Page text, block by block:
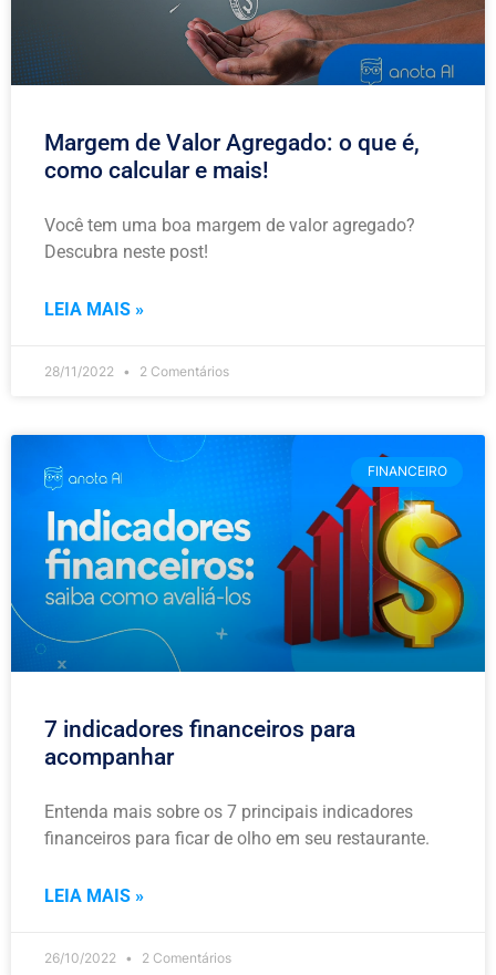
Margem de Valor Agregado: o que é,
como calcular e mais!
Você tem uma boa margem de valor agregado?
Descubra neste post!
LEIA MAIS »
28/11/2022 2 Comentários
FINANCEIRO
7 indicadores financeiros para
acompanhar
Entenda mais sobre os 7 principais indicadores
financeiros para ficar de olho em seu restaurante.
LEIA MAIS »
26/10/2022 2 Comentários